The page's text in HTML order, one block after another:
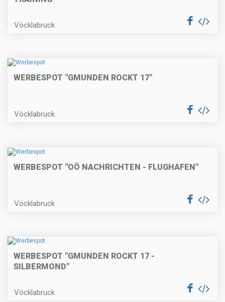
Vöcklabruck
WERBESPOT "GMUNDEN ROCKT 17"
Vöcklabruck
WERBESPOT "OÖ NACHRICHTEN - FLUGHAFEN"
Vöcklabruck
WERBESPOT "GMUNDEN ROCKT 17 -
SILBERMOND"
Vöcklabruck